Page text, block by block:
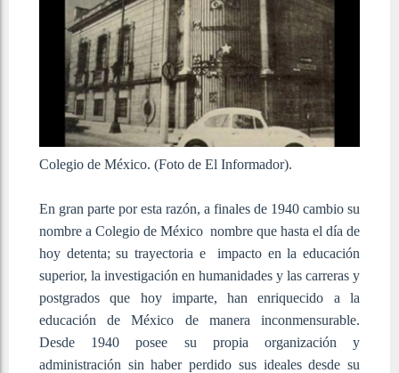
Colegio de México. (Foto de El Informador).
En gran parte por esta razón, a finales de 1940 cambio su
nombre a Colegio de México nombre que hasta el día de
hoy detenta; su trayectoria e impacto en la educación
superior, la investigación en humanidades y las carreras y
postgrados que hoy imparte, han enriquecido a la
educación de México de manera inconmensurable.
Desde 1940 posee su propia organización y
administración sin haber perdido sus ideales desde su